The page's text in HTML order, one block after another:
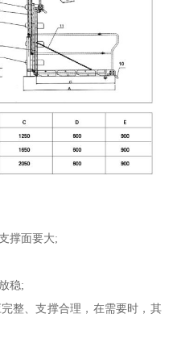
撑面要大;
稳;
整、支撑合理，在需要时，其